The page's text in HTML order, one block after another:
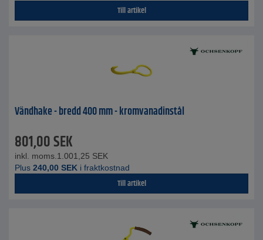
Till artikel
Vändhake - bredd 400 mm - kromvanadinstål
801,00SEK
inkl. moms. 1.001,25 SEK
Plus 240,00 SEK i fraktkostnad
Till artikel